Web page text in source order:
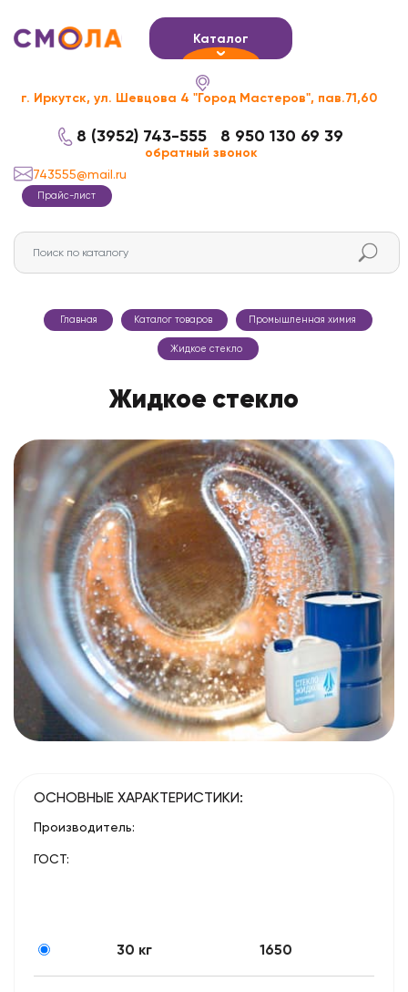
Каталог
г. Иркутск, ул. Шевцова 4 "Город Мастеров", пав.71,60
8 (3952) 743-555 8 950 130 69 39
обратный звонок
743555@mail.ru
Прайс-лист
Главная Каталог товаров Промышленная химия
Жидкое стекло
Жидкое стекло
ОСНОВНЫЕ ХАРАКТЕРИСТИКИ:
Производитель:
ГОСТ:
30 кг 1650